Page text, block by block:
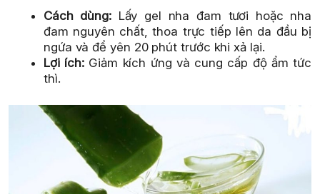
Cách dùng:Lấy gel nha đam tươi hoặc nha
đam nguyên chất, thoa trực tiếp lên da đầu bị
ngứa và để yên 20 phút trước khi xả lại.
Lợi ích:Giảm kích ứng và cung cấp độ ẩm tức
thì.